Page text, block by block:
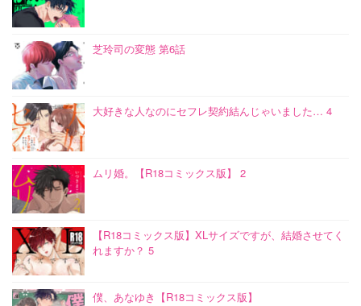
芝玲司の変態 第6話
大好きな人なのにセフレ契約結んじゃいました… 4
ムリ婚。【R18コミックス版】 2
【R18コミックス版】XLサイズですが、結婚させてく
れますか？ 5
僕、あなゆき【R18コミックス版】